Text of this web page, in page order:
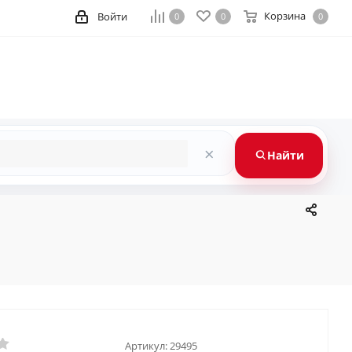
0 0 Корзина 0
Войти
× Найти
Артикул: 29495